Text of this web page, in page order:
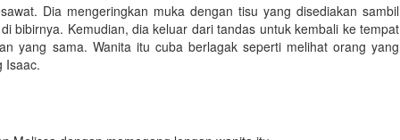
Dia mengeringkan muka dengan tisu yang disediakan sambil
bibirnya. Kemudian, dia keluar dari tandas untuk kembali ke tempat
yang sama. Wanita itu cuba berlagak seperti melihat orang yang
Isaac.